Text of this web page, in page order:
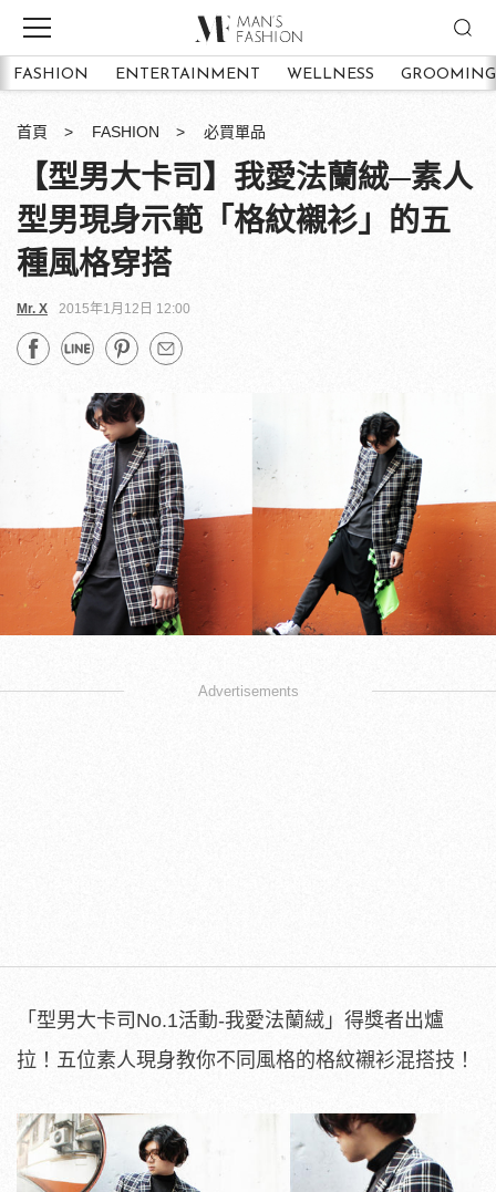
FASHION ENTERTAINMENT WELLNESS GROOMING
首頁 FASHION 必買單品
【型男大卡司】我愛法蘭絨─素人
型男現身示範「格紋襯衫」的五
種風格穿搭
Mr. X 2015年1月12日 12:00
Advertisements
「型男大卡司No.1活動-我愛法蘭絨」得獎者出爐
拉！五位素人現身教你不同風格的格紋襯衫混搭技！